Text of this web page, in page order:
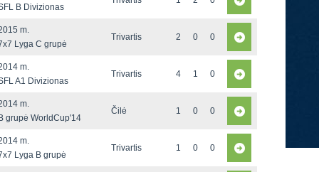
B Divizionas
m.
Lyga C grupė
Trivartis 2 0 0
m.
A1 Divizionas
Trivartis 4 1 0
m.
grupė WorldCup'14
Čilė 1 0 0
m.
Lyga B grupė
Trivartis 1 0 0